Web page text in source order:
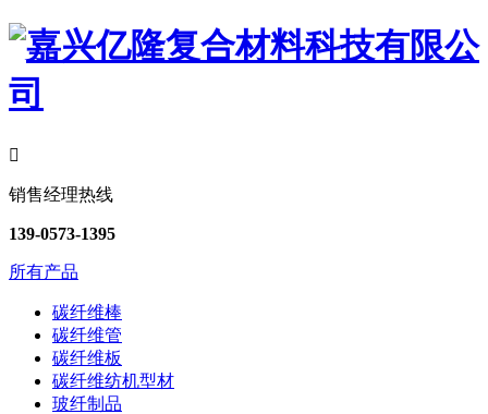

销售经理热线
139-0573-1395
所有产品
碳纤维棒
碳纤维管
碳纤维板
碳纤维纺机型材
玻纤制品